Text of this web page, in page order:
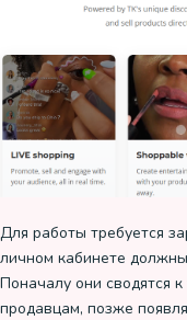
Для работы требуется
личном кабинете
Поначалу они сводятся
продавцам, позже